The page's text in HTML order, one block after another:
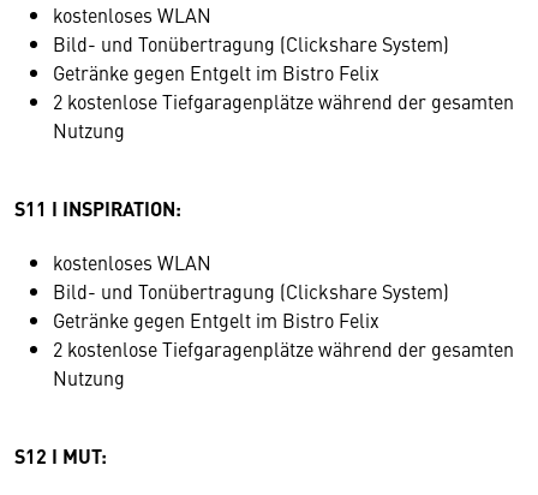
kostenloses WLAN
Bild- und Tonübertragung (Clickshare System)
Getränke gegen Entgelt im Bistro Felix
2 kostenlose Tiefgaragenplätze während der gesamten
Nutzung
S11 I INSPIRATION:
kostenloses WLAN
Bild- und Tonübertragung (Clickshare System)
Getränke gegen Entgelt im Bistro Felix
2 kostenlose Tiefgaragenplätze während der gesamten
Nutzung
S12 I MUT: